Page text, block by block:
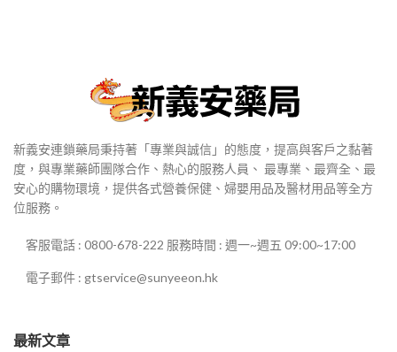
新義安連鎖藥局秉持著「專業與誠信」的態度，提高與客戶之黏著
度，與專業藥師團隊合作、熱心的服務人員、 最專業、最齊全、最
安心的購物環境，提供各式營養保健、婦嬰用品及醫材用品等全方
位服務。
客服電話 : 0800-678-222 服務時間 : 週一~週五 09:00~17:00
電子郵件 : gtservice@sunyeeon.hk
最新文章